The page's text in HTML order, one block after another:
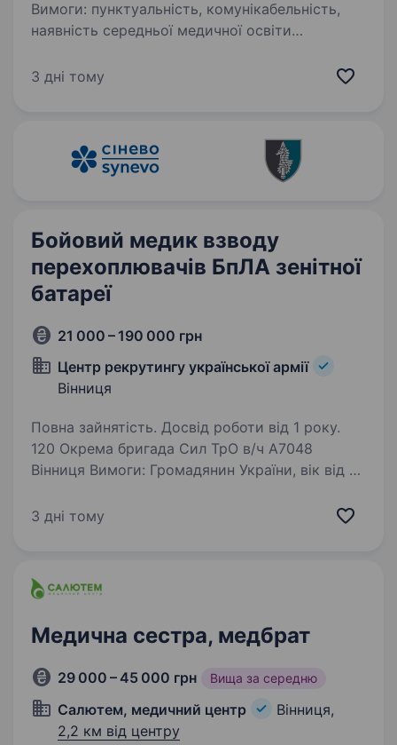
Вимоги: пунктуальність, комунікабельність,
наявність середньої медичної освіти
якісно виконувати поставлені задачі,
3 дні тому
Бойовий медик взводу
перехоплювачів БпЛА зенітної
батареї
21 000 – 190 000 грн
Центр рекрутингу української армії
Вінниця
Повна зайнятість. Досвід роботи від 1 року.
120 Окрема бригада Сил ТрО в/ч А7048
Вінниця Вимоги: Громадянин України, вік від 18
та наркотичних речовин, без судимості
3 дні тому
Медична сестра, медбрат
29 000 – 45 000 грн Вища за середню
Салютем, медичний центр
Вінниця,
2,2 км від центру